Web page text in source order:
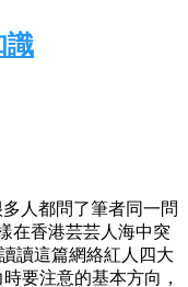
識
人都問了筆者同一問
在香港芸芸人海中突
讀這篇網絡紅人四大
要注意的基本方向，